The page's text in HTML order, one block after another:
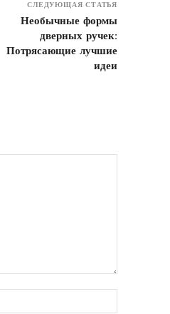
СЛЕДУЮЩАЯ СТАТЬЯ
Необычные формы
дверных ручек:
Потрясающие лучшие
идеи